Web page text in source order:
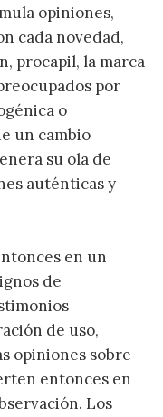
opiniones,
cada novedad,
procapil, la marca
por
o
un cambio
su ola de
auténticas y
en un
de
de uso,
opiniones sobre
entonces en
Los